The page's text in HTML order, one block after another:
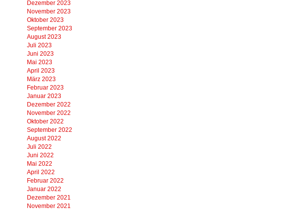
Dezember 2023
November 2023
Oktober 2023
September 2023
August 2023
Juli 2023
Juni 2023
Mai 2023
April 2023
März 2023
Februar 2023
Januar 2023
Dezember 2022
November 2022
Oktober 2022
September 2022
August 2022
Juli 2022
Juni 2022
Mai 2022
April 2022
Februar 2022
Januar 2022
Dezember 2021
November 2021